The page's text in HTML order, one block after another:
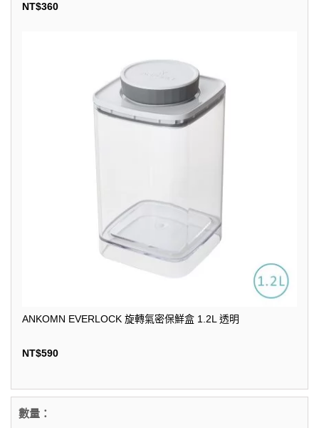
NT$360
ANKOMN EVERLOCK 旋轉氣密保鮮盒 1.2L 透明
NT$590
數量：